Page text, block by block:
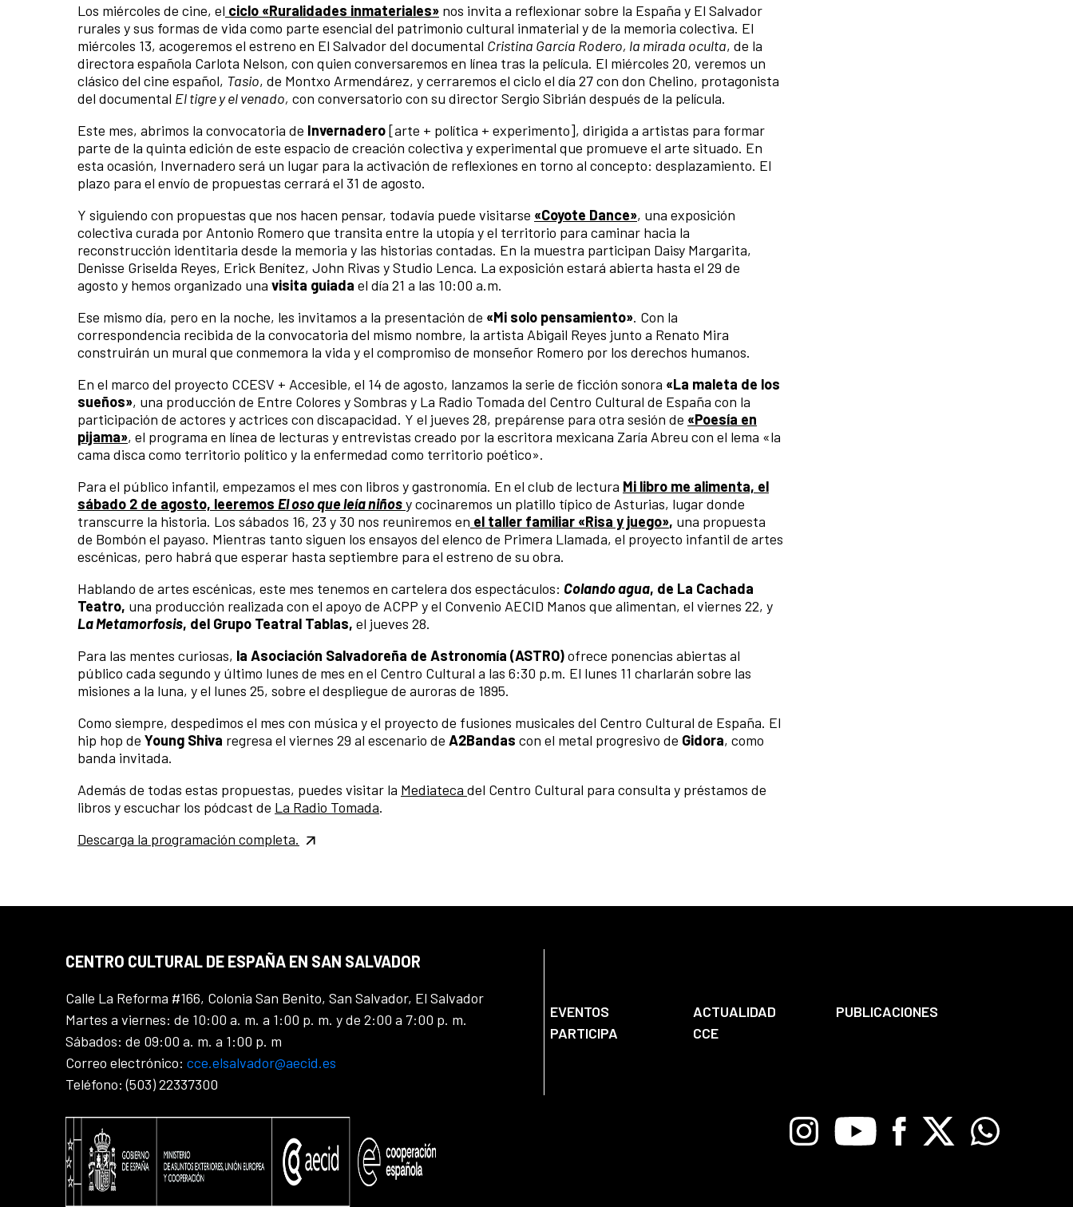
Los miércoles de cine, el ciclo «Ruralidades inmateriales» nos invita a reflexionar sobre la España y El Salvador
rurales y sus formas de vida como parte esencial del patrimonio cultural inmaterial y de la memoria colectiva. El
miércoles 13, acogeremos el estreno en El Salvador del documental Cristina García Rodero, la mirada oculta, de la
directora española Carlota Nelson, con quien conversaremos en línea tras la película. El miércoles 20, veremos un
clásico del cine español, Tasio, de Montxo Armendárez, y cerraremos el ciclo el día 27 con don Chelino, protagonista
del documental El tigre y el venado, con conversatorio con su director Sergio Sibrián después de la película.
Este mes, abrimos la convocatoria de Invernadero[arte + política + experimento], dirigida a artistas para formar
parte de la quinta edición de este espacio de creación colectiva y experimental que promueve el arte situado. En
esta ocasión, Invernadero será un lugar para la activación de reflexiones en torno al concepto: desplazamiento. El
plazo para el envío de propuestas cerrará el 31 de agosto.
Y siguiendo con propuestas que nos hacen pensar, todavía puede visitarse «Coyote Dance», una exposición
colectiva curada por Antonio Romero que transita entre la utopía y el territorio para caminar hacia la
reconstrucción identitaria desde la memoria y las historias contadas. En la muestra participan Daisy Margarita,
Denisse Griselda Reyes, Erick Benítez, John Rivas y Studio Lenca. La exposición estará abierta hasta el 29 de
agosto y hemos organizado una visita guiada el día 21 a las 10:00 a.m.
Ese mismo día, pero en la noche, les invitamos a la presentación de «Mi solo pensamiento». Con la
correspondencia recibida de la convocatoria del mismo nombre, la artista Abigail Reyes junto a Renato Mira
construirán un mural que conmemora la vida y el compromiso de monseñor Romero por los derechos humanos.
En el marco del proyecto CCESV + Accesible, el 14 de agosto, lanzamos la serie de ficción sonora «La maleta de los
sueños», una producción de Entre Colores y Sombras y La Radio Tomada del Centro Cultural de España con la
participación de actores y actrices con discapacidad. Y el jueves 28, prepárense para otra sesión de «Poesía en
pijama», el programa en línea de lecturas y entrevistas creado por la escritora mexicana Zaría Abreu con el lema «la
cama disca como territorio político y la enfermedad como territorio poético».
Para el público infantil, empezamos el mes con libros y gastronomía. En el club de lectura Mi libro me alimenta, el
sábado 2 de agosto, leeremos El oso que leía niñosy cocinaremos un platillo típico de Asturias, lugar donde
transcurre la historia. Los sábados 16, 23 y 30 nos reuniremos en el taller familiar «Risa y juego», una propuesta
de Bombón el payaso. Mientras tanto siguen los ensayos del elenco de Primera Llamada, el proyecto infantil de artes
escénicas, pero habrá que esperar hasta septiembre para el estreno de su obra.
Hablando de artes escénicas, este mes tenemos en cartelera dos espectáculos: Colando agua, de La Cachada
Teatro, una producción realizada con el apoyo de ACPP y el Convenio AECID Manos que alimentan, el viernes 22, y
La Metamorfosis, del Grupo Teatral Tablas, el jueves 28.
Para las mentes curiosas, la Asociación Salvadoreña de Astronomía (ASTRO)ofrece ponencias abiertas al
público cada segundo y último lunes de mes en el Centro Cultural a las 6:30 p.m. El lunes 11 charlarán sobre las
misiones a la luna, y el lunes 25, sobre el despliegue de auroras de 1895.
Como siempre, despedimos el mes con música y el proyecto de fusiones musicales del Centro Cultural de España. El
hip hop de Young Shiva regresa el viernes 29 al escenario de A2Bandas con el metal progresivo de Gidora, como
banda invitada.
Además de todas estas propuestas, puedes visitar la Mediateca del Centro Cultural para consulta y préstamos de
libros y escuchar los pódcast de La Radio Tomada.
Descarga la programación completa.
CENTRO CULTURAL DE ESPAÑA EN SAN SALVADOR
Calle La Reforma #166, Colonia San Benito, San Salvador, El Salvador
Martes a viernes: de 10:00 a. m. a 1:00 p. m. y de 2:00 a 7:00 p. m.
Sábados: de 09:00 a. m. a 1:00 p. m
Correo electrónico: cce.elsalvador@aecid.es
Teléfono: (503) 22337300
EVENTOS ACTUALIDAD
PUBLICACIONES
PARTICIPA
CCE
InstagramYoutube Facebook
X Whatsapp